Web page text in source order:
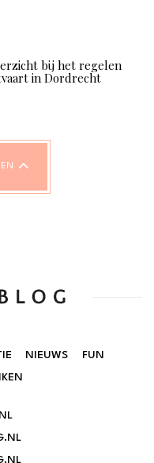
bij het regelen
in Dordrecht
NIEUWS
FUN